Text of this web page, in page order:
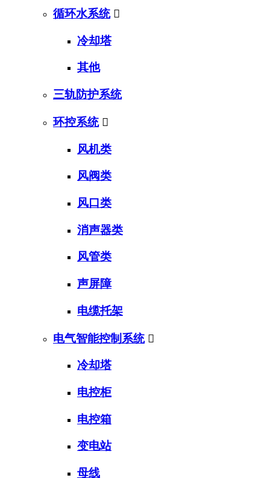
循环水系统 
冷却塔
其他
三轨防护系统
环控系统 
风机类
风阀类
风口类
消声器类
风管类
声屏障
电缆托架
电气智能控制系统 
冷却塔
电控柜
电控箱
变电站
母线